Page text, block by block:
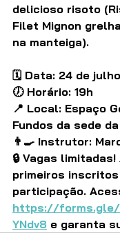
delicioso risoto
Filet Mignon
na manteiga).
🗓 Data: 24 de julho
🕖 Horário: 19h
📍 Local: Espaço
Fundos da sede
👨‍🍳 Instrutor:
🔒 Vagas
primeiros
participação.
https://forms.gle/
YNdv8 e garanta